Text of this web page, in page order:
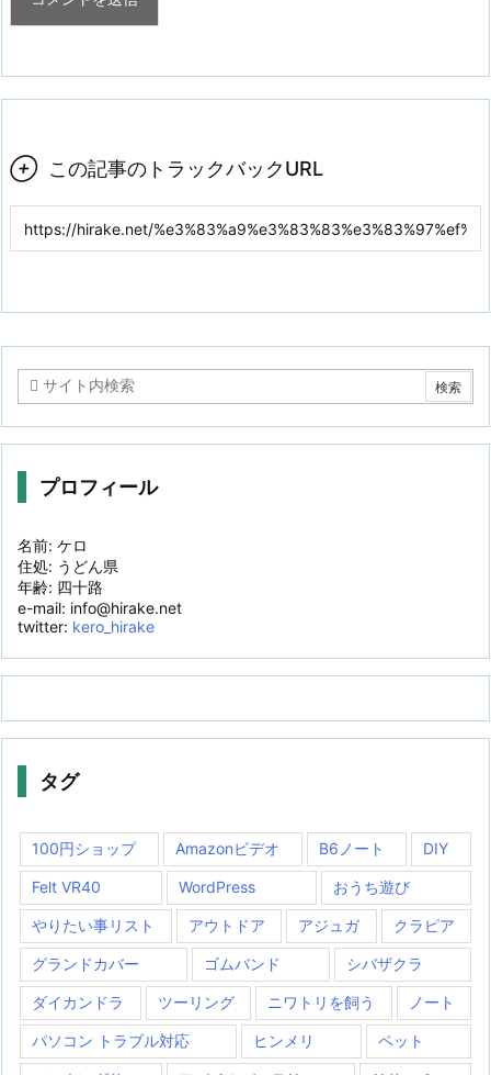
 この記事のトラックバックURL
プロフィール
名前: ケロ
住処: うどん県
年齢: 四十路
e-mail: info@hirake.net
twitter: kero_hirake
タグ
100円ショップ Amazonビデオ B6ノート DIY
Felt VR40 WordPress おうち遊び
やりたい事リスト アウトドア アジュガ クラピア
グランドカバー ゴムバンド シバザクラ
ダイカンドラ ツーリング ニワトリを飼う ノート
パソコン トラブル対応 ヒンメリ ペット